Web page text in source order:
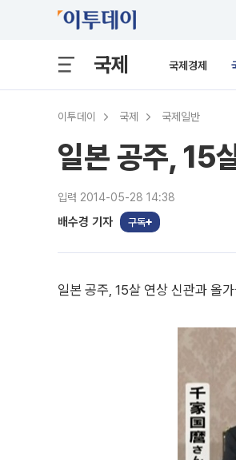
국제 국제경제
이투데이 국제 국제일반
일본 공주, 15
입력 2014-05-28 14:38
배수경 기자 구독
일본 공주, 15살 연상 신관과 올